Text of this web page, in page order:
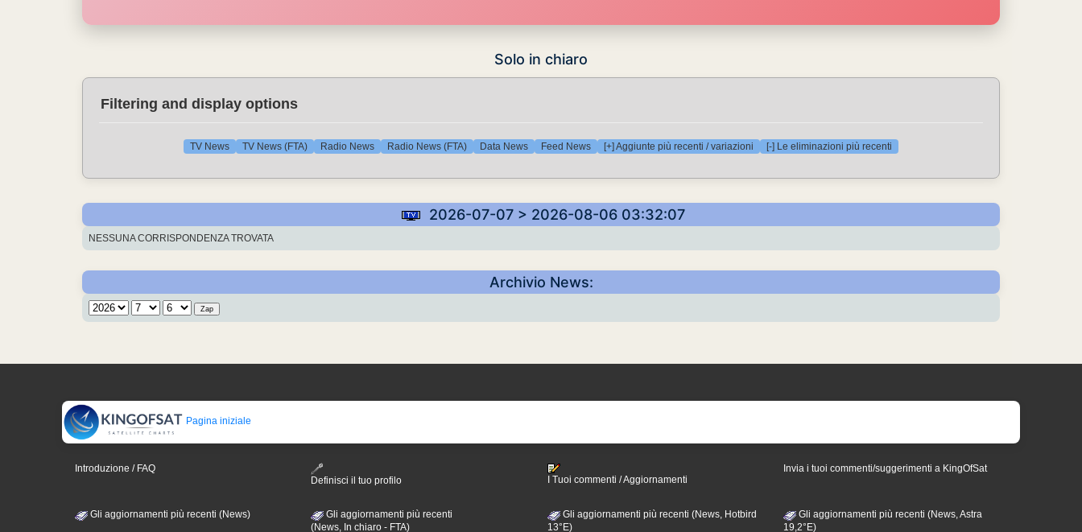
Solo in chiaro
Filtering and display options
TV News TV News (FTA) Radio News Radio News (FTA) Data News Feed News [+] Aggiunte più recenti / variazioni [-] Le eliminazioni più recenti
2026-07-07 > 2026-08-06 03:32:07
NESSUNA CORRISPONDENZA TROVATA
Archivio News:
Pagina iniziale
Introduzione / FAQ
Definisci il tuo profilo
I Tuoi commenti / Aggiornamenti
Invia i tuoi commenti/suggerimenti a KingOfSat
Gli aggiornamenti più recenti (News)
Gli aggiornamenti più recenti
(News, In chiaro - FTA)
Gli aggiornamenti più recenti (News, Hotbird
13°E)
Gli aggiornamenti più recenti (News, Astra
19,2°E)